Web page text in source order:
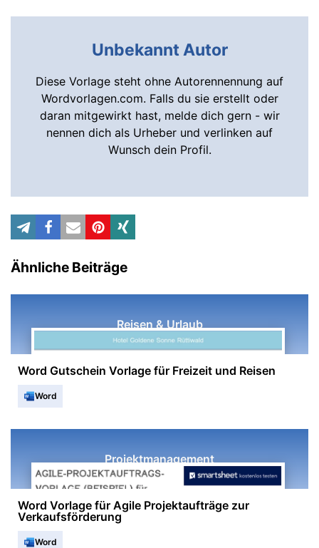
Unbekannt Autor
Diese Vorlage steht ohne Autorennennung auf
Wordvorlagen.com. Falls du sie erstellt oder
daran mitgewirkt hast, melde dich gern - wir
nennen dich als Urheber und verlinken auf
Wunsch dein Profil.
Ähnliche Beiträge
Reisen & Urlaub
Word Gutschein Vorlage für Freizeit und Reisen
Word
Projektmanagement
Word Vorlage für Agile Projektaufträge zur
Verkaufsförderung
Word